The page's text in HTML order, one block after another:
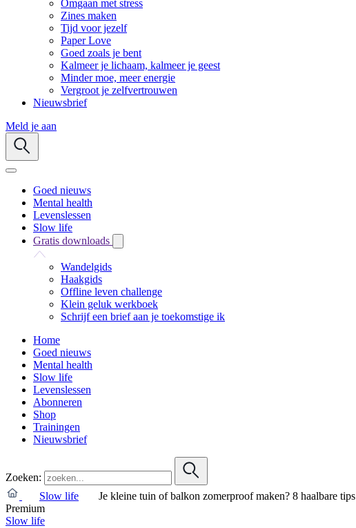
Omgaan met stress
Zines maken
Tijd voor jezelf
Paper Love
Goed zoals je bent
Kalmeer je lichaam, kalmeer je geest
Minder moe, meer energie
Vergroot je zelfvertrouwen
Nieuwsbrief
Meld je aan
Goed nieuws
Mental health
Levenslessen
Slow life
Gratis downloads
Wandelgids
Haakgids
Offline leven challenge
Klein geluk werkboek
Schrijf een brief aan je toekomstige ik
Home
Goed nieuws
Mental health
Slow life
Levenslessen
Abonneren
Shop
Trainingen
Nieuwsbrief
Zoeken:
Slow life
Je kleine tuin of balkon zomerproof maken? 8 haalbare tips
Premium
Slow life